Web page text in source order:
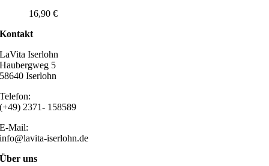
16,90 €
Kontakt
LaVita Iserlohn
Haubergweg 5
58640 Iserlohn
Telefon:
(+49) 2371- 158589
E-Mail:
info@lavita-iserlohn.de
Über uns